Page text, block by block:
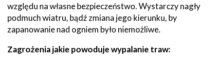
względu na własne bezpieczeństwo. Wystarczy nagły
podmuch wiatru, bądź zmiana jego kierunku, by
zapanowanie nad ogniem było niemożliwe.
Zagrożenia jakie powoduje wypalanie traw: